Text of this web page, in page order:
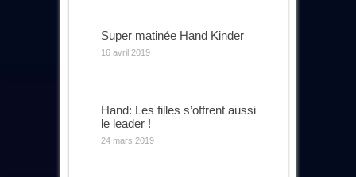
Super matinée Hand Kinder
16 avril 2019
Hand: Les filles s’offrent aussi
le leader !
24 mars 2019